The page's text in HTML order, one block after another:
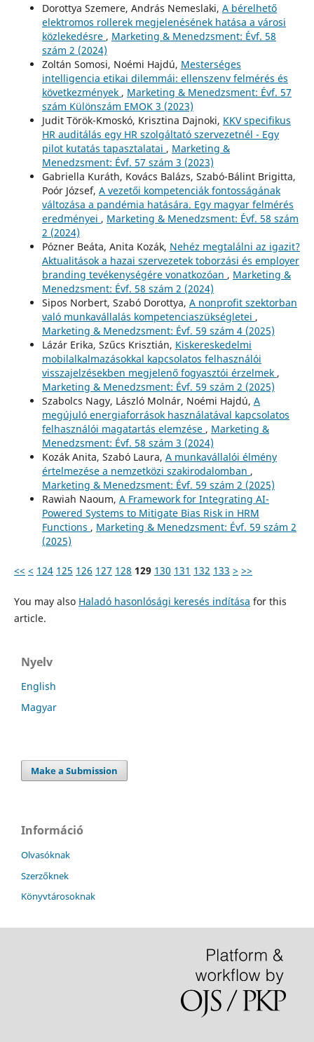
Dorottya Szemere, András Nemeslaki, A bérelhető
elektromos rollerek megjelenésének hatása a városi
közlekedésre , Marketing & Menedzsment: Évf. 58
szám 2 (2024)
Zoltán Somosi, Noémi Hajdú, Mesterséges
intelligencia etikai dilemmái: ellenszenv felmérés és
következmények , Marketing & Menedzsment: Évf. 57
szám Különszám EMOK 3 (2023)
Judit Török-Kmoskó, Krisztina Dajnoki, KKV specifikus
HR auditálás egy HR szolgáltató szervezetnél - Egy
pilot kutatás tapasztalatai , Marketing &
Menedzsment: Évf. 57 szám 3 (2023)
Gabriella Kuráth, Kovács Balázs, Szabó-Bálint Brigitta,
Poór József, A vezetői kompetenciák fontosságának
változása a pandémia hatására. Egy magyar felmérés
eredményei , Marketing & Menedzsment: Évf. 58 szám
2 (2024)
Pózner Beáta, Anita Kozák, Nehéz megtalálni az igazit?
Aktualitások a hazai szervezetek toborzási és employer
branding tevékenységére vonatkozóan , Marketing &
Menedzsment: Évf. 58 szám 2 (2024)
Sipos Norbert, Szabó Dorottya, A nonprofit szektorban
való munkavállalás kompetenciaszükségletei ,
Marketing & Menedzsment: Évf. 59 szám 4 (2025)
Lázár Erika, Szűcs Krisztián, Kiskereskedelmi
mobilalkalmazásokkal kapcsolatos felhasználói
visszajelzésekben megjelenő fogyasztói érzelmek ,
Marketing & Menedzsment: Évf. 59 szám 2 (2025)
Szabolcs Nagy, László Molnár, Noémi Hajdú, A
megújuló energiaforrások használatával kapcsolatos
felhasználói magatartás elemzése , Marketing &
Menedzsment: Évf. 58 szám 3 (2024)
Kozák Anita, Szabó Laura, A munkavállalói élmény
értelmezése a nemzetközi szakirodalomban ,
Marketing & Menedzsment: Évf. 59 szám 2 (2025)
Rawiah Naoum, A Framework for Integrating AI-
Powered Systems to Mitigate Bias Risk in HRM
Functions , Marketing & Menedzsment: Évf. 59 szám 2
(2025)
<< < 124 125 126 127 128 129 130 131 132 133 > >>
You may also Haladó hasonlósági keresés indítása for this
article.
Nyelv
English
Magyar
Make a Submission
Információ
Olvasóknak
Szerzőknek
Könyvtárosoknak